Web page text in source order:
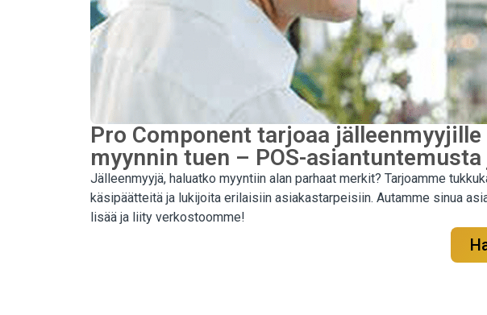
Pro Component tarjoaa
myynnin tuen – POS-
Jälleenmyyjä, haluatko myyntiin alan parhaat merkit? Tarjoamme
käsipäätteitä ja lukijoita erilaisiin asiakastarpeisiin. Autamme sinua
lisää ja liity verkostoomme!